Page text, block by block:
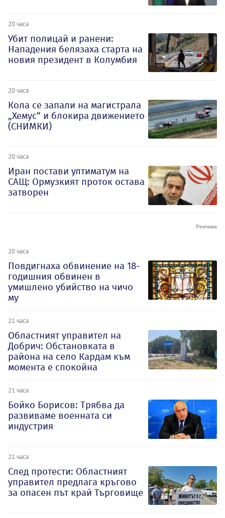
20 часа
Убит полицай и ранени:
Нападения белязаха старта на
новия президент в Колумбия
20 часа
Кола се запали на магистрала
„Хемус“ и блокира движението
(СНИМКИ)
20 часа
Иран постави ултиматум на
САЩ: Ормузкият проток остава
затворен
20 часа
Повдигнаха обвинение на 18-
годишния обвинен в
умишлено убийство на чичо
му
21 часа
Oбластният управител на
Добрич: Обстановката в
района на село Кардам към
момента е спокойна
21 часа
Бойко Борисов: Трябва да
развиваме военната си
индустрия
21 часа
След протести: Областният
управител предлага кръгово
за опасен път край Търговище